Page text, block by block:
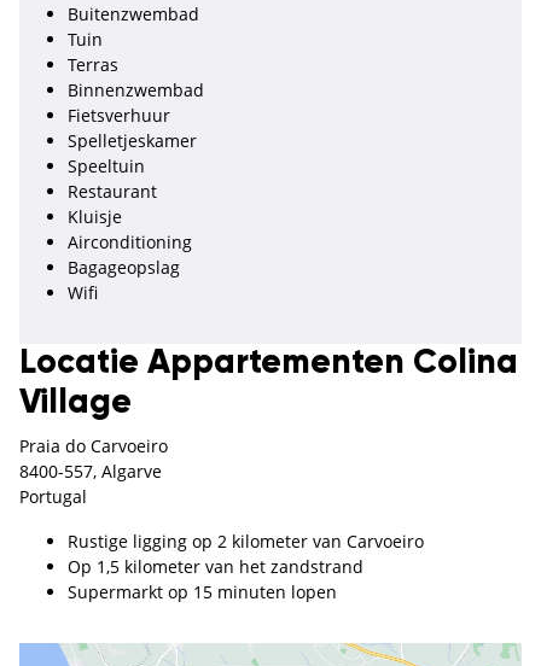
Buitenzwembad
Tuin
Terras
Binnenzwembad
Fietsverhuur
Spelletjeskamer
Speeltuin
Restaurant
Kluisje
Airconditioning
Bagageopslag
Wifi
Locatie Appartementen Colina
Village
Praia do Carvoeiro
8400-557, Algarve
Portugal
Rustige ligging op 2 kilometer van Carvoeiro
Op 1,5 kilometer van het zandstrand
Supermarkt op 15 minuten lopen